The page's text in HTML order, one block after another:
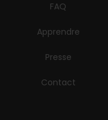
FAQ
Apprendre
Presse
Contact